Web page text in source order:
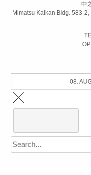
中
Mimatsu Kaikan Bldg. 583-
08.